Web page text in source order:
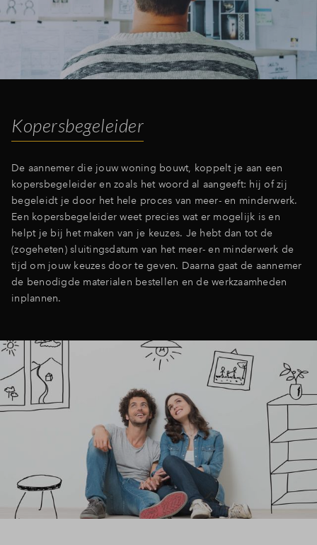
Kopersbegeleider
De aannemer die jouw woning bouwt, koppelt je aan een
kopersbegeleider en zoals het woord al aangeeft: hij of zij
begeleidt je door het hele proces van meer- en minderwerk.
Een kopersbegeleider weet precies wat er mogelijk is en
helpt je bij het maken van je keuzes. Je hebt dan tot de
(zogeheten) sluitingsdatum van het meer- en minderwerk de
tijd om jouw keuzes door te geven. Daarna gaat de aannemer
de benodigde materialen bestellen en de werkzaamheden
inplannen.